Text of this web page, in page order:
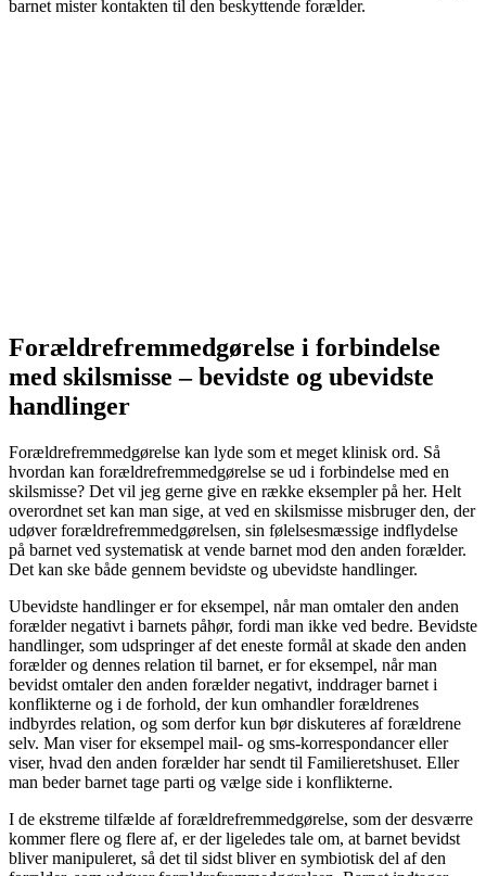
barnet mister kontakten til den beskyttende forælder.
Forældrefremmedgørelse i forbindelse
med skilsmisse – bevidste og ubevidste
handlinger
Forældrefremmedgørelse kan lyde som et meget klinisk ord. Så
hvordan kan forældrefremmedgørelse se ud i forbindelse med en
skilsmisse? Det vil jeg gerne give en række eksempler på her. Helt
overordnet set kan man sige, at ved en skilsmisse misbruger den, der
udøver forældrefremmedgørelsen, sin følelsesmæssige indflydelse
på barnet ved systematisk at vende barnet mod den anden forælder.
Det kan ske både gennem bevidste og ubevidste handlinger.
Ubevidste handlinger er for eksempel, når man omtaler den anden
forælder negativt i barnets påhør, fordi man ikke ved bedre. Bevidste
handlinger, som udspringer af det eneste formål at skade den anden
forælder og dennes relation til barnet, er for eksempel, når man
bevidst omtaler den anden forælder negativt, inddrager barnet i
konflikterne og i de forhold, der kun omhandler forældrenes
indbyrdes relation, og som derfor kun bør diskuteres af forældrene
selv. Man viser for eksempel mail- og sms-korrespondancer eller
viser, hvad den anden forælder har sendt til Familieretshuset. Eller
man beder barnet tage parti og vælge side i konflikterne.
I de ekstreme tilfælde af forældrefremmedgørelse, som der desværre
kommer flere og flere af, er der ligeledes tale om, at barnet bevidst
bliver manipuleret, så det til sidst bliver en symbiotisk del af den